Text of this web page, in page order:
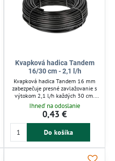
Kvapková hadica Tandem
16/30 cm - 2,1 l/h
Kvapková hadica Tandem 16 mm
zabezpečuje presné zavlažovanie s
výtokom 2,1 l/h každých 30 cm.
Voda sa dodáva priamo ku koreňom,
čo minimalizuje vyparovanie a
znižuje spotrebu vody. Hadica je
odolná voči UV žiareniu a
chemikáliám, vhodná pre záhony,
nízkom tlaku 1–1,5 bar, čo
umožňuje úspornú a efektívnu
Ihneď na odoslanie
0,43 €
Do košíka